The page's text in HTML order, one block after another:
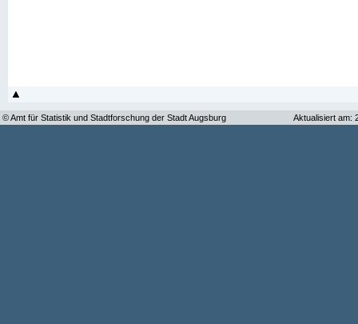
© Amt für Statistik und Stadtforschung der Stadt Augsburg Aktualisiert am: